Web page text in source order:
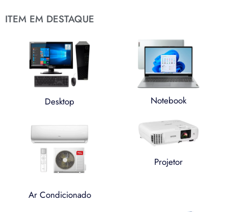
ITEM EM DESTAQUE
Desktop Notebook
Ar Condicionado
Projetor